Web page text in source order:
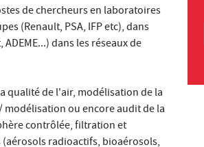
de chercheurs en laboratoires
(Renault, PSA, IFP etc), dans
dans les réseaux de
qualité de l'air, modélisation de la
ou encore audit de la
contrôlée, filtration et
radioactifs, bioaérosols,